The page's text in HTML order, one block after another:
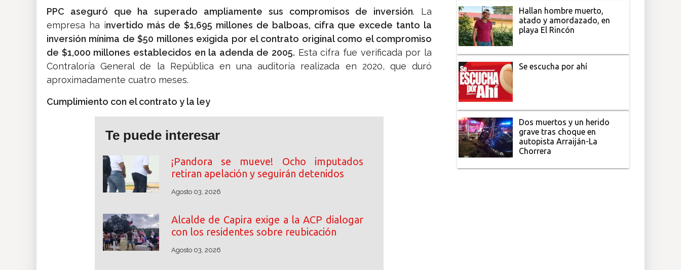
PPC aseguró que ha superado ampliamente sus compromisos de inversión. La
empresa ha invertido más de $1,695 millones de balboas, cifra que excede tanto la
inversión mínima de $50 millones exigida por el contrato original como el compromiso
de $1,000 millones establecidos en la adenda de 2005. Esta cifra fue verificada por la
Contraloría General de la República en una auditoría realizada en 2020, que duró
aproximadamente cuatro meses.
Cumplimiento con el contrato y la ley
Te puede interesar
¡Pandora se mueve! Ocho imputados
retiran apelación y seguirán detenidos
Agosto 03, 2026
Alcalde de Capira exige a la ACP dialogar
con los residentes sobre reubicación
Agosto 03, 2026
Hallan hombre muerto,
atado y amordazado, en
playa El Rincón
Se escucha por ahí
Dos muertos y un herido
grave tras choque en
autopista Arraiján-La
Chorrera